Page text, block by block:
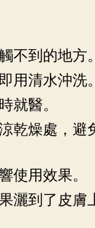
不到的地方。
用清水沖洗。
就醫。
乾燥處，避
使用效果。
灑到了皮膚